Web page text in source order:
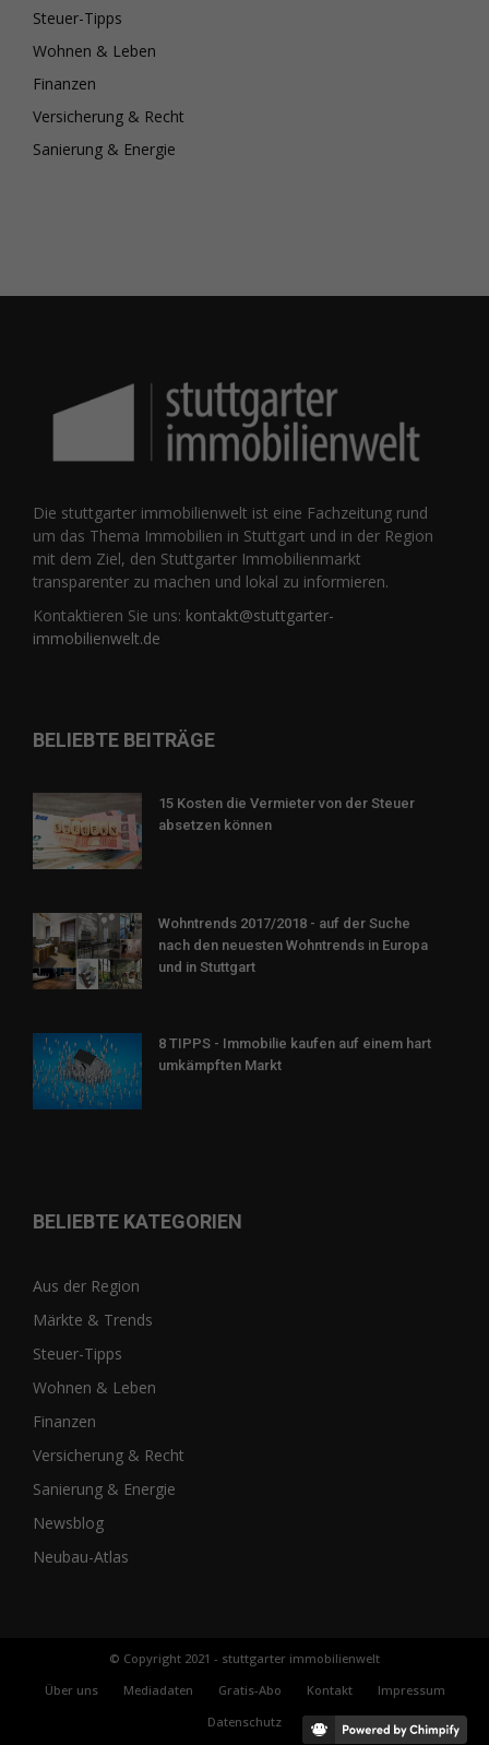
Steuer-Tipps
Wohnen & Leben
Finanzen
Versicherung & Recht
Sanierung & Energie
Die stuttgarter immobilienwelt ist eine Fachzeitung rund
um das Thema Immobilien in Stuttgart und in der Region
mit dem Ziel, den Stuttgarter Immobilienmarkt
transparenter zu machen und lokal zu informieren.
Kontaktieren Sie uns: kontakt@stuttgarter-
immobilienwelt.de
BELIEBTE BEITRÄGE
15 Kosten die Vermieter von der Steuer
absetzen können
Wohntrends 2017/2018 - auf der Suche
nach den neuesten Wohntrends in Europa
und in Stuttgart
8 TIPPS - Immobilie kaufen auf einem hart
umkämpften Markt
BELIEBTE KATEGORIEN
Aus der Region
Märkte & Trends
Steuer-Tipps
Wohnen & Leben
Finanzen
Versicherung & Recht
Sanierung & Energie
Newsblog
Neubau-Atlas
© Copyright 2021 - stuttgarter immobilienwelt
Über uns
Mediadaten Gratis-Abo Kontakt
Impressum
Datenschutz